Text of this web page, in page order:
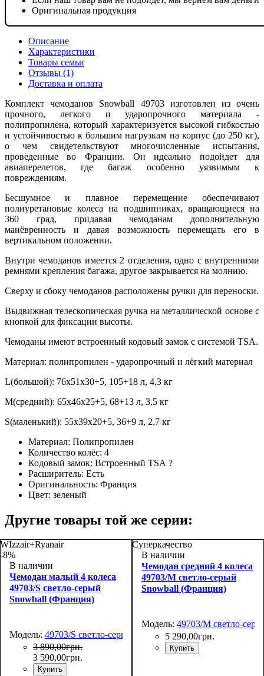
Оригинальная продукция
Описание
Характеристики
Товары семьи
Отзывы (1)
Доставка и оплата
Комплект чемоданов Snowball 49703 изготовлен из очень
прочного, легкого и ударопрочного материала -
полипропилена, который характеризуется высокой гибкостью
и устойчивостью к большим нагрузкам на корпус (до 250 кг),
о чем свидетельствуют многочисленные испытания,
проведенные во Франции. Он идеально подойдет для
авиаперелетов, где багаж особенно уязвимым к
повреждениям.
Бесшумное и плавное перемещение обеспечивают
полиуретановые колеса на подшипниках, вращающиеся на
360 град, придавая чемоданам дополнительную
манёвренность и давая возможность перемещать его в
вертикальном положении.
Внутри чемоданов имеется 2 отделения, одно с внутренними
ремнями крепления багажа, другое закрывается на молнию.
Сверху и сбоку чемоданов расположены ручки для переноски.
Выдвижная телескопическая ручка на металлической основе с
кнопкой для фиксации высоты.
Чемоданы имеют встроенный кодовый замок с системой TSA.
Материал: полипропилен - ударопрочный и лёгкий материал
L(большой): 76х51х30+5, 105+18 л, 4,3 кг
M(средний): 65х46х25+5, 68+13 л, 3,5 кг
S(маленький): 55х39х20+5, 36+9 л, 2,7 кг
Материал: Полипропилен
Количество колёс: 4
Кодовый замок: Встроенный TSA ?
Расширитель: Есть
Оригинальность: Франция
Цвет: зеленый
Другие товары той же серии:
WIzzair+Ryanair
-8%
В наличии
Чемодан малый 4 колеса
49703/S светло-серый
Snowball (Франция)
Модель: 49703/S светло-серый
3 890,00грн.
3 590,00грн.
Купить
Суперкачество
В наличии
Чемодан средний 4 колеса
49703/M светло-серый
Snowball (Франция)
Модель: 49703/M светло-
5 290,00грн.
Купить